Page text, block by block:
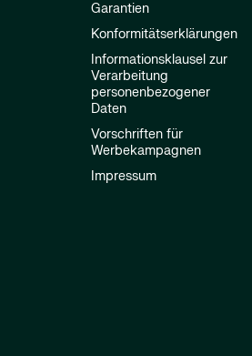
Garantien
Konformitätserklärungen
Informationsklausel zur
Verarbeitung
personenbezogener
Daten
Vorschriften für
Werbekampagnen
Impressum